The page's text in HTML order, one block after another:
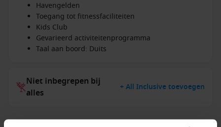
Havengelden
Toegang tot fitnessfaciliteiten
Kids Club
Gevarieerd activiteitenprogramma
Taal aan boord: Duits
Niet inbegrepen bij
alles
+ All Inclusive toevoegen